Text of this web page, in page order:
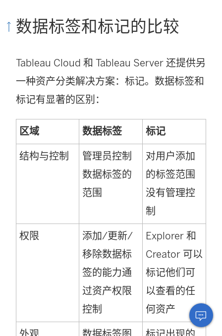
数据标签和标记的比较
Tableau Cloud 和 Tableau Server 还提供另
一种资产分类解决方案：标记。数据标签和
标记有显著的区别：
区域 数据标签 标记
结构与控制
管理员控制
数据标签的
范围
对用户添加
的标签范围
没有管理控
制
权限
添加/更新/
移除数据标
签的能力通
过资产权限
控制
Explorer 和
Creator 可以
标记他们可
以查看的任
何资产